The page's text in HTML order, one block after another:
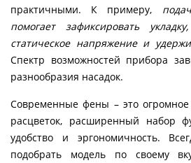
практичными. К примеру,
помогает зафиксировать
статическое напряжение и
Спектр возможностей прибора
разнообразия насадок.
Современные фены – это
расцветок, расширенный набор
удобство и эргономичность.
подобрать модель по своему